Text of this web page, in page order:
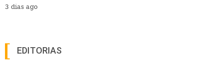
3 dias ago
EDITORIAS